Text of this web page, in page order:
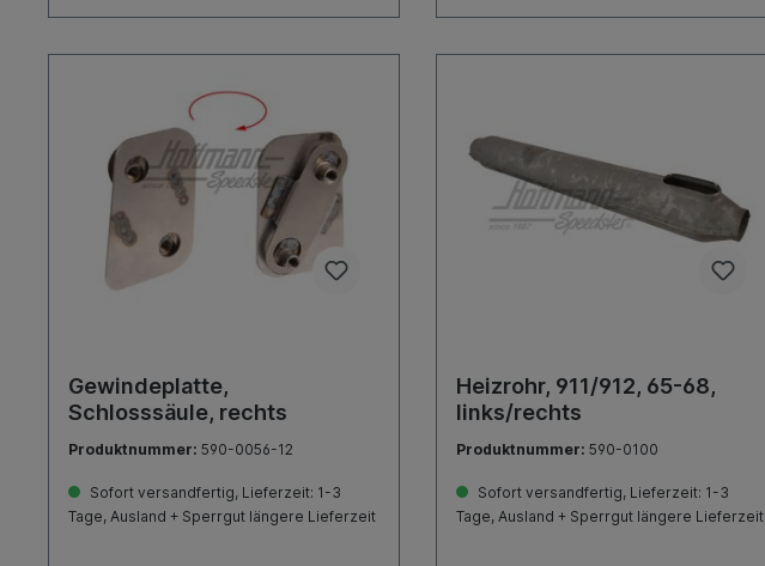
Gewindeplatte,
Schlosssäule, rechts
Produktnummer: 590-0056-12
Sofort versandfertig, Lieferzeit: 1-3
Tage, Ausland + Sperrgut längere Lieferzeit
Heizrohr, 911/912, 65-68,
links/rechts
Produktnummer: 590-0100
Sofort versandfertig, Lieferzeit: 1-3
Tage, Ausland + Sperrgut längere Lieferzeit